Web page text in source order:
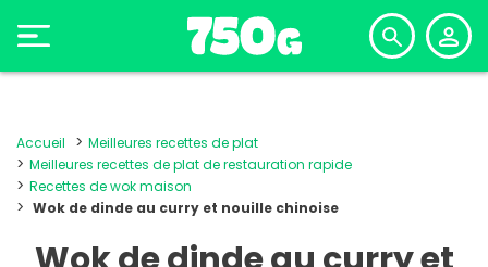
Accueil
Meilleures recettes de plat
Meilleures recettes de plat de restauration rapide
Recettes de wok maison
Wok de dinde au curry et nouille chinoise